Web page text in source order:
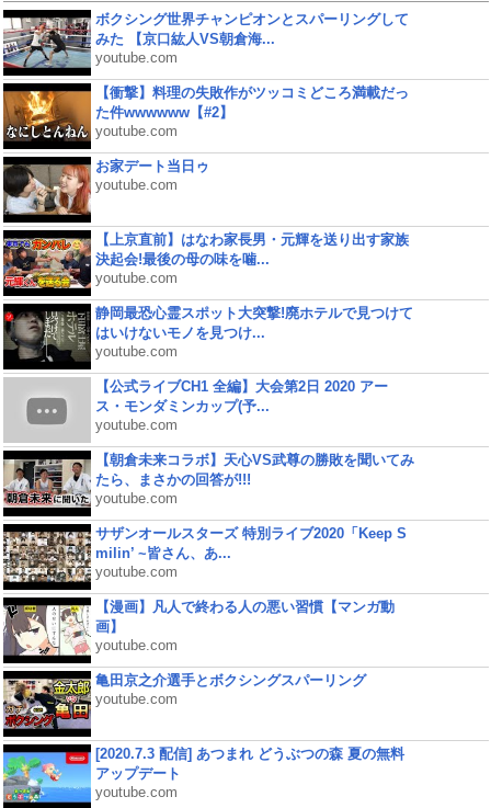
ボクシング世界チャンピオンとスパーリングして
みた 【京口紘人VS朝倉海...
youtube.com
【衝撃】料理の失敗作がツッコミどころ満載だっ
た件wwwwww【#2】
youtube.com
お家デート当日ゥ
youtube.com
【上京直前】はなわ家長男・元輝を送り出す家族
決起会!最後の母の味を噛...
youtube.com
静岡最恐心霊スポット大突撃!廃ホテルで見つけて
はいけないモノを見つけ...
youtube.com
【公式ライブCH1 全編】大会第2日 2020 アー
ス・モンダミンカップ(予...
youtube.com
【朝倉未来コラボ】天心VS武尊の勝敗を聞いてみ
たら、まさかの回答が!!!
youtube.com
サザンオールスターズ 特別ライブ2020「Keep S
milin’ ~皆さん、あ...
youtube.com
【漫画】凡人で終わる人の悪い習慣【マンガ動
画】
youtube.com
亀田京之介選手とボクシングスパーリング
youtube.com
[2020.7.3 配信] あつまれ どうぶつの森 夏の無料
アップデート
youtube.com